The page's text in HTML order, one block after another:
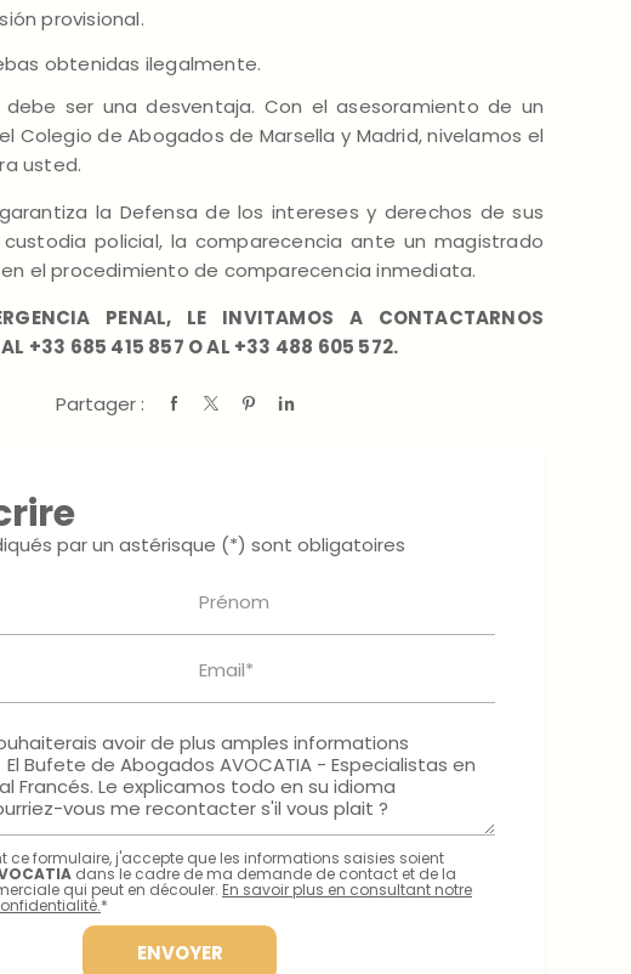
provisional.
obtenidas ilegalmente.
debe ser una desventaja. Con el asesoramiento de un
Colegio de Abogados de Marsella y Madrid, nivelamos el
usted.
la Defensa de los intereses y derechos de sus
policial, la comparecencia ante un magistrado
el procedimiento de comparecencia inmediata.
PENAL, LE INVITAMOS A CONTACTARNOS
AL +33 685 415 857 O AL +33 488 605 572.
Partager :
par un astérisque (*) sont obligatoires
Prénom
Email*
ce formulaire, j'accepte que les informations saisies soient
dans le cadre de ma demande de contact et de la
qui peut en découler. En savoir plus en consultant notre
*